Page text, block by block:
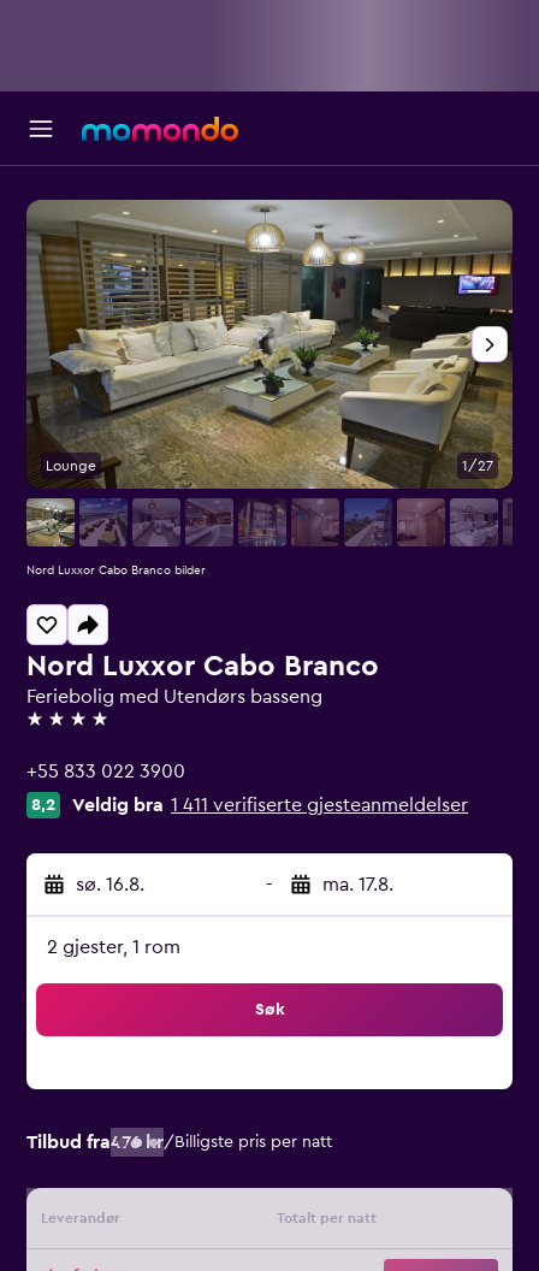
Nord Luxxor Cabo Branco
Feriebolig med Utendørs basseng
4 stjerner
+55 833 022 3900
8,2 Veldig bra 1 411 verifiserte gjesteanmeldelser
sø. 16.8. - ma. 17.8.
2 gjester, 1 rom
Søk
Tilbud fra476 kr/ Billigste pris per natt
Leverandør Totalt per natt
Lounge 1/27
Nord Luxxor Cabo Branco bilder